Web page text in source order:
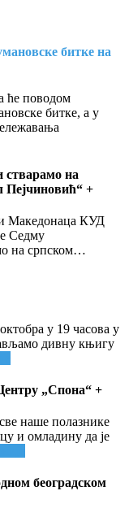
битке на
ће поводом
битке, а у
на
Пејчиновић“ +
Македонаца КУД
Седму
на српском…
у 19 часова у
дивну књигу
„Спона“ +
наше полазнике
и омладину да је
београдском